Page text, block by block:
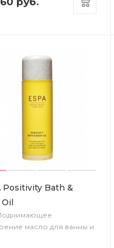
Positivity Bath &
масло для ванны и